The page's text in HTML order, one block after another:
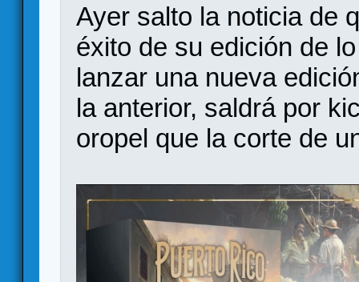
Ayer salto la noticia de
éxito de su edición de
lanzar una nueva
la anterior, saldrá por
oropel que la corte de